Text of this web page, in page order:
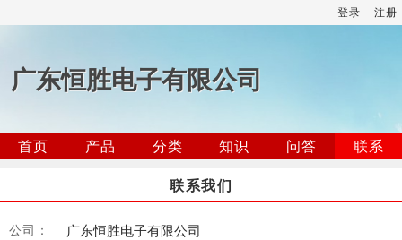
登录 注册
广东恒胜电子有限公司
首页 产品 分类 知识 问答
联系
联系我们
公司： 广东恒胜电子有限公司